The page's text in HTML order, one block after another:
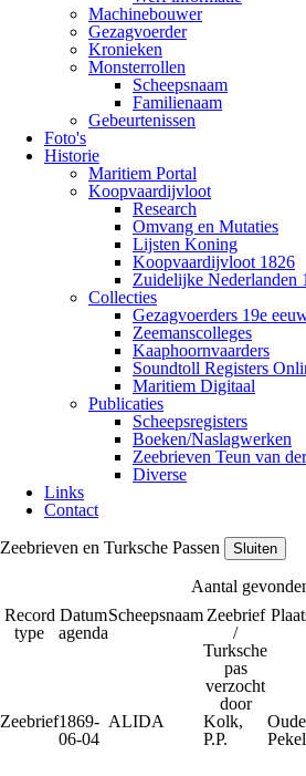
Machinebouwer
Gezagvoerder
Kronieken
Monsterrollen
Scheepsnaam
Familienaam
Gebeurtenissen
Foto's
Historie
Maritiem Portal
Koopvaardijvloot
Research
Omvang en Mutaties
Lijsten Koning
Koopvaardijvloot 1826
Zuidelijke Nederlanden
Collecties
Gezagvoerders 19e
Zeemanscolleges
Kaaphoornvaarders
Soundtoll Registers
Maritiem Digitaal
Publicaties
Scheepsregisters
Boeken/Naslagwerken
Zeebrieven Teun van
Diverse
Links
Contact
Zeebrieven en Turksche Passen
Sluiten
Aantal
Record
type
Datum
agenda
Scheepsnaam Zeebrief
/
Turksche
pas
verzocht
door
Zeebrief1869-
06-04
ALIDA
Kolk,
P.P.
Oude